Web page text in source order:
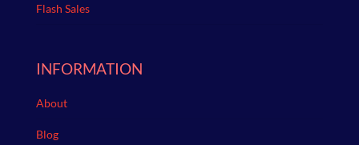
Flash Sales
INFORMATION
About
Blog